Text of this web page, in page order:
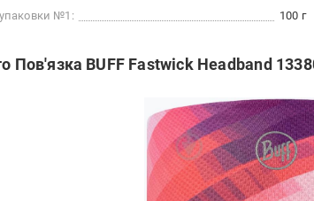
№1:
100 г
Пов'язка BUFF Fastwick Headband